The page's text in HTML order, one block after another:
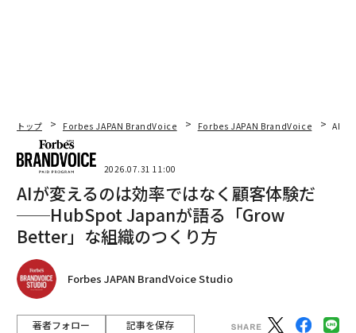
トップ Forbes JAPAN BrandVoice Forbes JAPAN BrandVoice AIが
2026.07.31 11:00
AIが変えるのは効率ではなく顧客体験だ
──HubSpot Japanが語る「Grow
Better」な組織のつくり方
Forbes JAPAN BrandVoice Studio
著者フォロー 記事を保存